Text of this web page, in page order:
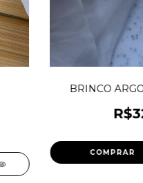
BRINCO